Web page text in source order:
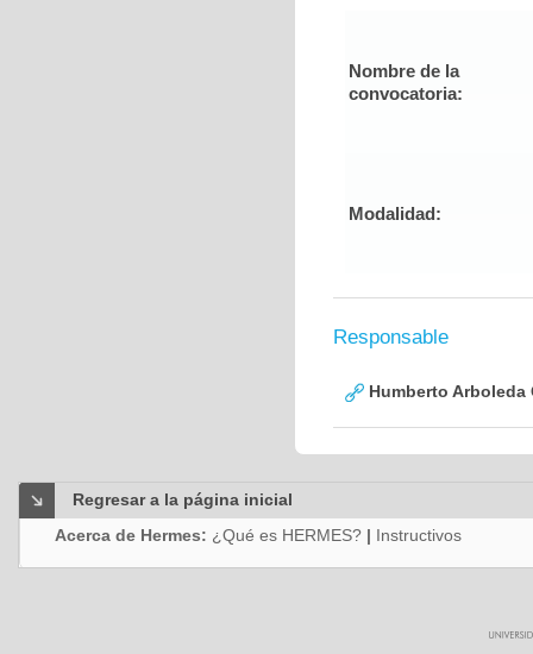
Nombre de la
convocatoria:
Modalidad:
Responsable
Humberto Arboleda
Regresar a la página inicial
Acerca de Hermes: ¿Qué es HERMES? | Instructivos